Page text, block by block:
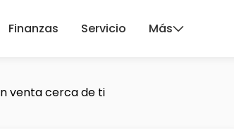
Finanzas Servicio Más
venta cerca de ti